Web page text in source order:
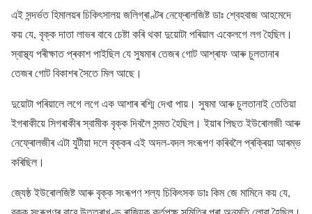
এই সন্দৰ্ভত হিমালয়ৰ চিকিৎসালয় জলিগ্ৰাণ্টৰ নেফ্ৰোলজিষ্ট ডাঃ শ্বেহবাজ আহমেদে
কয় যে, বৃক্ক দাতা লাভৰ বাবে চেষ্টা কৰি থকা দুয়োটা পৰিয়াল একেলগে লগ হৈছিল।
স্বাস্থ্য পৰীক্ষাত প্ৰকাশ পাইছিল যে সুষমাৰ তেজৰ গোট আশ্ৰাফ আৰু চুলতানাৰ
তেজৰ গোট বিকাশৰ সৈতে মিল আছে।
দুয়োটা পৰিয়ালে লগে লগে এক আশাৰ ৰশ্মি দেখা পায়। সুষমা আৰু চুলতানাই তেতিয়া
ইগৰাকীয়ে সিগৰাকীৰ স্বামীক বৃক্ক দিবলৈ সন্মত হৈছিল। ইয়াৰ পিছত ইউৰোলজী আৰু
নেফ্ৰোলজীৰ এটা যুটীয়া দলে বৃক্কৰ এই অদল-বদল সংৰূপণ কৰিবলৈ প্ৰক্ৰিয়া আৰম্ভ
কৰিছিল।
জ্যেষ্ঠ ইউৰোলজিষ্ট আৰু বৃক্ক সংৰূপণ শল্য চিকিৎসক ডাঃ কিম জে মামিনে কয় যে,